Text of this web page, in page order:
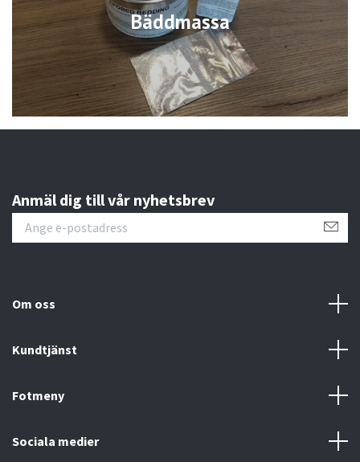
Bäddmassa
Anmäl dig till vår nyhetsbrev
Om oss
Kundtjänst
Fotmeny
Sociala medier